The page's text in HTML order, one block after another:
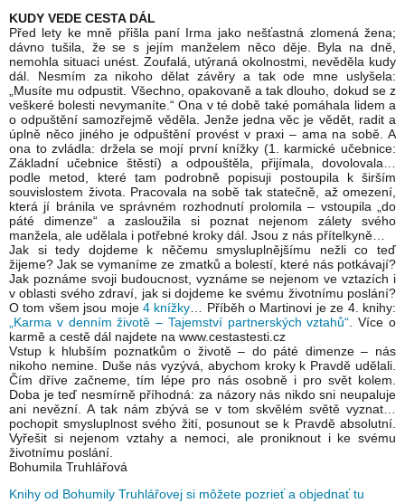
KUDY VEDE CESTA DÁL
Před lety ke mně přišla paní Irma jako nešťastná zlomená žena;
dávno tušila, že se s jejím manželem něco děje. Byla na dně,
nemohla situaci unést. Zoufalá, utýraná okolnostmi, nevěděla kudy
dál. Nesmím za nikoho dělat závěry a tak ode mne uslyšela:
„Musíte mu odpustit. Všechno, opakovaně a tak dlouho, dokud se z
veškeré bolesti nevymaníte.“ Ona v té době také pomáhala lidem a
o odpuštění samozřejmě věděla. Jenže jedna věc je vědět, radit a
úplně něco jiného je odpuštění provést v praxi – ama na sobě. A
ona to zvládla: držela se mojí první knížky (1. karmické učebnice:
Základní učebnice štěstí) a odpouštěla, přijímala, dovolovala…
podle metod, které tam podrobně popisuji postoupila k širším
souvislostem života. Pracovala na sobě tak statečně, až omezení,
která jí bránila ve správném rozhodnutí prolomila – vstoupila „do
páté dimenze“ a zasloužila si poznat nejenom zálety svého
manžela, ale udělala i potřebné kroky dál. Jsou z nás přítelkyně…
Jak si tedy dojdeme k něčemu smysluplnějšímu nežli co teď
žijeme? Jak se vymaníme ze zmatků a bolestí, které nás potkávají?
Jak poznáme svoji budoucnost, vyznáme se nejenom ve vztazích i
v oblasti svého zdraví, jak si dojdeme ke svému životnímu poslání?
O tom všem jsou moje 4 knížky … Příběh o Martinovi je ze 4. knihy:
„Karma v denním životě – Tajemství partnerských vztahů“ . Více o
karmě a cestě dál najdete na www.cestastesti.cz
Vstup k hlubším poznatkům o životě – do páté dimenze – nás
nikoho nemine. Duše nás vyzývá, abychom kroky k Pravdě udělali.
Čím dříve začneme, tím lépe pro nás osobně i pro svět kolem.
Doba je teď nesmírně příhodná: za názory nás nikdo sni neupaluje
ani nevězní. A tak nám zbývá se v tom skvělém světě vyznat…
pochopit smysluplnost svého žití, posunout se k Pravdě absolutní.
Vyřešit si nejenom vztahy a nemoci, ale proniknout i ke svému
životnímu poslání.
Bohumila Truhlářová
Knihy od Bohumily Truhlářovej si môžete pozrieť a objednať tu